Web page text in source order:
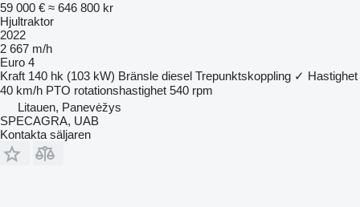
59 000 € ≈ 646 800 kr
Hjultraktor
2022
2 667 m/h
Euro 4
Kraft 140 hk (103 kW) Bränsle diesel Trepunktskoppling ✓ Hastighet
40 km/h PTO rotationshastighet 540 rpm
Litauen, Panevėžys
SPECAGRA, UAB
Kontakta säljaren